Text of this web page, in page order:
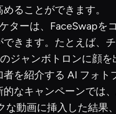
ることができます。
ターは、FaceSwapを
きます。たとえば、
ジャンボトロンに顔
を紹介する AI フォ
なキャンペーンでは
な動画に挿入した結果